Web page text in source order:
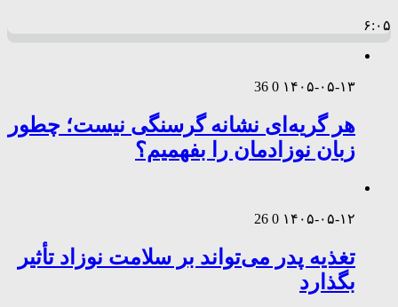
۶:۰۵
۱۴۰۵-۰۵-۱۳ 0
36
هر گریه‌ای نشانه گرسنگی نیست؛ چطور
زبان نوزادمان را بفهمیم؟
۱۴۰۵-۰۵-۱۲ 0
26
تغذیه پدر می‌تواند بر سلامت نوزاد تأثیر
بگذارد